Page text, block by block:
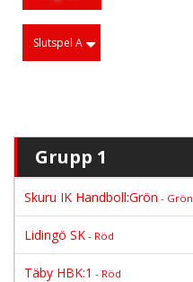
Slutspel A
Grupp 1
Skuru IK Handboll:Grön - Grön
Lidingö SK - Röd
Täby HBK:1 - Röd